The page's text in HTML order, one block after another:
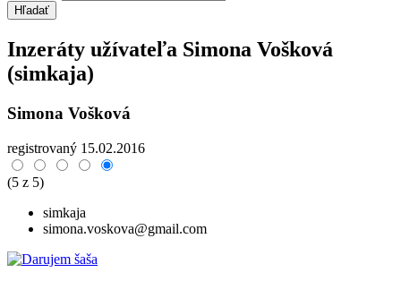
Hľadať
Inzeráty užívateľa Simona Vošková
(simkaja)
Simona Vošková
registrovaný 15.02.2016
(5 z 5)
simkaja
simona.voskova@gmail.com